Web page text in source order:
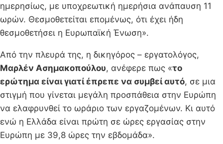
ημερησίως, με υποχρεωτική ημερήσια ανάπαυση 11
ωρών. Θεσμοθετείται επομένως, ότι έχει ήδη
θεσμοθετήσει η Ευρωπαϊκή Ένωση».
Από την πλευρά της, η δικηγόρος – εργατολόγος,
Μαρλέν Ασημακοπούλου, ανέφερε πως «το
ερώτημα είναι γιατί έπρεπε να συμβεί αυτό, σε μια
στιγμή που γίνεται μεγάλη προσπάθεια στην Ευρώπη
να ελαφρυνθεί το ωράριο των εργαζομένων. Κι αυτό
ενώ η Ελλάδα είναι πρώτη σε ώρες εργασίας στην
Ευρώπη με 39,8 ώρες την εβδομάδα».